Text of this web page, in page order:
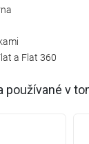
a Flat 360
používané v